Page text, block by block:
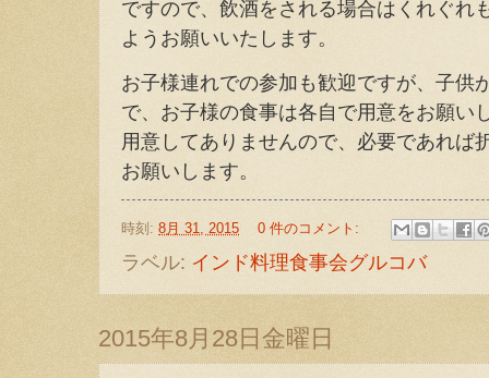
ですので、飲酒をされる場合はくれぐれ
ようお願いいたします。
お子様連れでの参加も歓迎ですが、子供
で、お子様の食事は各自で用意をお願い
用意してありませんので、必要であれば
お願いします。
時刻: 8月 31, 2015 0 件のコメント:
ラベル: インド料理食事会グルコバ
2015年8月28日金曜日